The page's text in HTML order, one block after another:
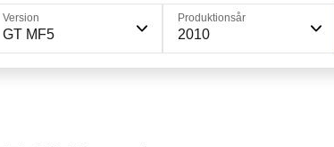
Version
GT MF5
Produktionsår
2010